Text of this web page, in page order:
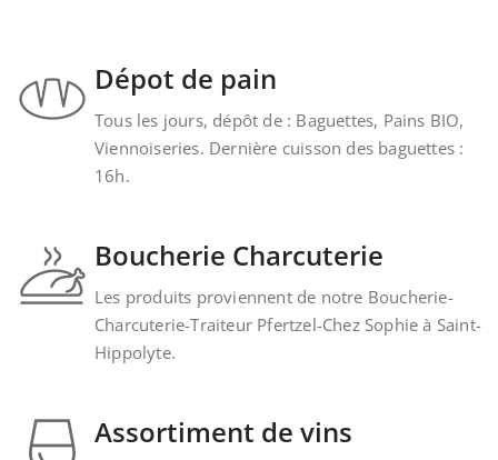
Dépot de pain
Tous les jours, dépôt de : Baguettes, Pains BIO,
Viennoiseries. Dernière cuisson des baguettes :
16h.
Boucherie Charcuterie
Les produits proviennent de notre Boucherie-
Charcuterie-Traiteur Pfertzel-Chez Sophie à Saint-
Hippolyte.
Assortiment de vins